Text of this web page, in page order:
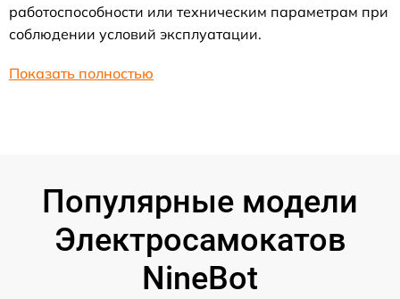
работоспособности или техническим параметрам при
соблюдении условий эксплуатации.
Показать полностью
Популярные модели
Электросамокатов
NineBot